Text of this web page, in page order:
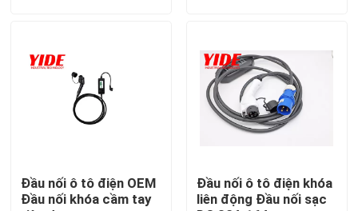
Đầu Nối Điện Xe Máy
Đầu nối pin Ebike
Cọc sạc EV
Đầu nối ô tô điện OEM
Đầu nối khóa cầm tay
Đầu nối ô tô điện khóa
liên động Đầu nối sạc